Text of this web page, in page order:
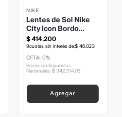
NIKE
Lentes de Sol Nike
City Icon Bordo
Cristal Brillo
$414.200
9cuotas sin interés de:$ 46023
CFTA: 0%
Precio sin Impuestos
Nacionales: $ 342 31405
Agregar